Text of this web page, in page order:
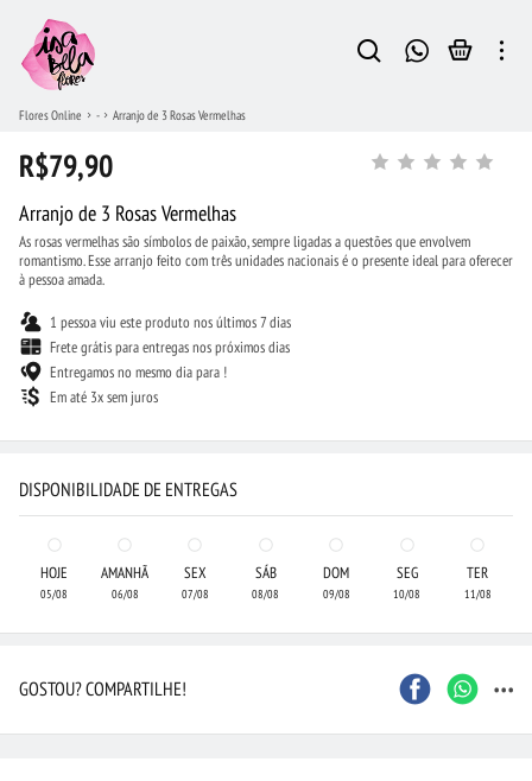
Flores Online - Arranjo de 3 Rosas Vermelhas
R$79,90
Arranjo de 3 Rosas Vermelhas
As rosas vermelhas são símbolos de paixão, sempre ligadas a questões que envolvem
romantismo. Esse arranjo feito com três unidades nacionais é o presente ideal para oferecer
à pessoa amada.
1 pessoa viu este produto nos últimos 7 dias
Frete grátis para entregas nos próximos dias
Entregamos no mesmo dia para !
Em até 3x sem juros
DISPONIBILIDADE DE ENTREGAS
HOJE
05/08
AMANHÃ
06/08
SEX
07/08
SÁB
08/08
DOM
09/08
SEG
10/08
TER
11/08
GOSTOU? COMPARTILHE! ...